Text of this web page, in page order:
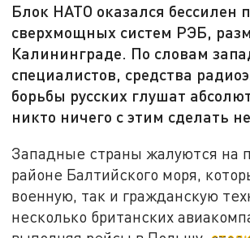
Блок НАТО оказался бессилен
сверхмощных систем РЭБ,
Калининграде. По словам
специалистов, средства
борьбы русских глушат
никто ничего с этим сделать
Западные страны жалуются на
районе Балтийского моря,
военную, так и гражданскую
несколько британских